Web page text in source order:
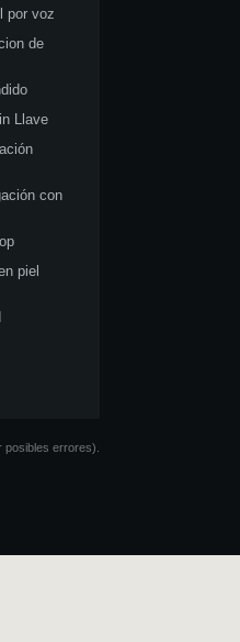
por voz
de
Llave
con
piel
errores).